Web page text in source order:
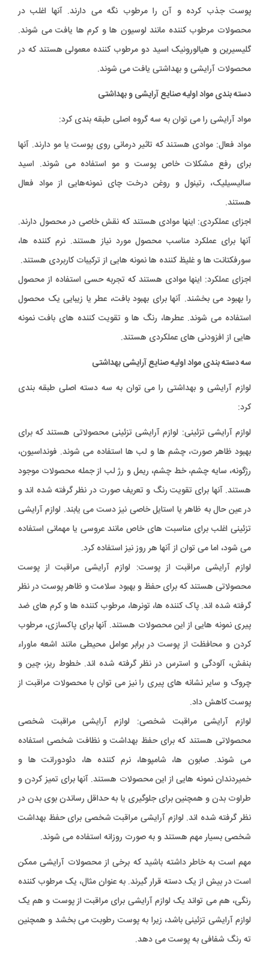
پوست جذب کرده و آن را مرطوب نگه می دارند. آنها اغلب در
محصولات مرطوب کننده مانند لوسیون ها و کرم ها یافت می شوند.
گلیسیرین و هیالورونیک اسید دو مرطوب کننده معمولی هستند که در
محصولات آرایشی و بهداشتی یافت می شوند.
دسته بندی مواد اولیه صنایع آرایشی و بهداشتی
مواد آرایشی را می توان به سه گروه اصلی طبقه بندی کرد:
مواد فعال: موادی هستند که تاثیر درمانی روی پوست یا مو دارند. آنها
برای رفع مشکلات خاص پوست و مو استفاده می شوند. اسید
سالیسیلیک، رتینول و روغن درخت چای نمونه‌هایی از مواد فعال
هستند.
اجزای عملکردی: اینها موادی هستند که نقش خاصی در محصول دارند.
آنها برای عملکرد مناسب محصول مورد نیاز هستند. نرم کننده ها،
سورفکتانت ها و غلیظ کننده ها نمونه هایی از ترکیبات کاربردی هستند.
اجزای عملکرد: اینها موادی هستند که تجربه حسی استفاده از محصول
را بهبود می بخشند. آنها برای بهبود بافت، عطر یا زیبایی یک محصول
استفاده می شوند. عطرها، رنگ ها و تقویت کننده های بافت نمونه
هایی از افزودنی های عملکردی هستند.
سه دسته بندی مواد اولیه صنایع آرایشی بهداشتی
لوازم آرایشی و بهداشتی را می توان به سه دسته اصلی طبقه بندی
کرد:
لوازم آرایشی تزئینی: لوازم آرایشی تزئینی محصولاتی هستند که برای
بهبود ظاهر صورت، چشم ها و لب ها استفاده می شوند. فونداسیون،
رژگونه، سایه چشم، خط چشم، ریمل و رژ لب از جمله محصولات موجود
هستند. آنها برای تقویت رنگ و تعریف صورت در نظر گرفته شده اند و
در عین حال به ظاهر یا استایل خاصی نیز دست می یابند. لوازم آرایشی
تزئینی اغلب برای مناسبت های خاص مانند عروسی یا مهمانی استفاده
می شود، اما می توان از آنها هر روز نیز استفاده کرد.
لوازم آرایشی مراقبت از پوست: لوازم آرایشی مراقبت از پوست
محصولاتی هستند که برای حفظ و بهبود سلامت و ظاهر پوست در نظر
گرفته شده اند. پاک کننده ها، تونرها، مرطوب کننده ها و کرم های ضد
پیری نمونه هایی از این محصولات هستند. آنها برای پاکسازی، مرطوب
کردن و محافظت از پوست در برابر عوامل محیطی مانند اشعه ماوراء
بنفش، آلودگی و استرس در نظر گرفته شده اند. خطوط ریز، چین و
چروک و سایر نشانه های پیری را نیز می توان با محصولات مراقبت از
پوست کاهش داد.
لوازم آرایشی مراقبت شخصی: لوازم آرایشی مراقبت شخصی
محصولاتی هستند که برای حفظ بهداشت و نظافت شخصی استفاده
می شوند. صابون ها، شامپوها، نرم کننده ها، دئودورانت ها و
خمیردندان نمونه هایی از این محصولات هستند. آنها برای تمیز کردن و
طراوت بدن و همچنین برای جلوگیری یا به حداقل رساندن بوی بدن در
نظر گرفته شده اند. لوازم آرایشی مراقبت شخصی برای حفظ بهداشت
شخصی بسیار مهم هستند و به صورت روزانه استفاده می شوند.
مهم است به خاطر داشته باشید که برخی از محصولات آرایشی ممکن
است در بیش از یک دسته قرار گیرند. به عنوان مثال، یک مرطوب کننده
رنگی، هم می تواند یک لوازم آرایشی برای مراقبت از پوست و هم یک
لوازم آرایشی تزئینی باشد، زیرا به پوست رطوبت می بخشد و همچنین
ته رنگ شفافی به پوست می دهد.